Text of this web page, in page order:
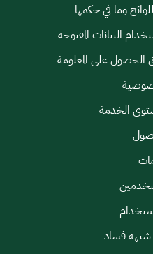
وما في حكمها
البيانات المفتوحة
على المعلومة
الخدمة
شبهة فساد